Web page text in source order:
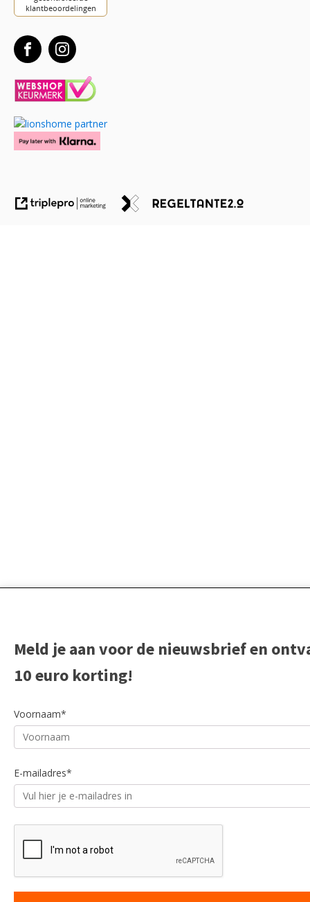
Meld je aan voor de nieuwsbrief en
10 euro korting!
Voornaam*
E-mailadres*